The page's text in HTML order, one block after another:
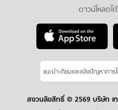
ดาวน์โหลดไ
แนะนำ-ติชมเเละแจ้งปัญหาการ
สงวนลิขสิทธิ์ © 2569 บริษัท เ